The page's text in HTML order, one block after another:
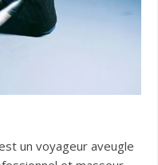
un voyageur aveugle